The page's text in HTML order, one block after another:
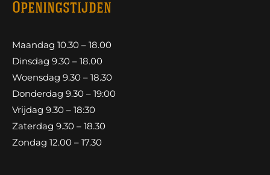
Openingstijden
Maandag 10.30 – 18.00
Dinsdag 9.30 – 18.00
Woensdag 9.30 – 18.30
Donderdag 9.30 – 19:00
Vrijdag 9.30 – 18:30
Zaterdag 9.30 – 18.30
Zondag 12.00 – 17.30